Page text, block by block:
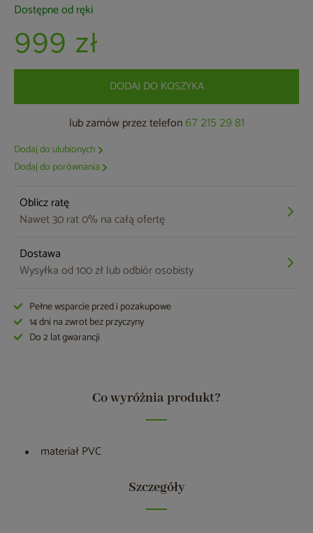
Dostępne od ręki
999 zł
DODAJ DO KOSZYKA
lub zamów przez telefon 67 215 29 81
Dodaj do ulubionych
Dodaj do porównania
Oblicz ratę
Nawet 30 rat 0% na całą ofertę
Dostawa
Wysyłka od 100 zł lub odbiór osobisty
Pełne wsparcie przed i pozakupowe
14 dni na zwrot bez przyczyny
Do 2 lat gwarancji
Co wyróżnia produkt?
materiał PVC
Szczegóły